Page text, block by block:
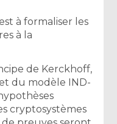
à formaliser les
à la
de Kerckhoff,
du modèle IND-
cryptosystèmes